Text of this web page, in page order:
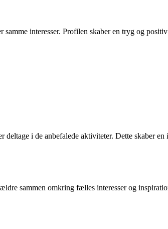
interesser. Profilen skaber en tryg og
i de anbefalede aktiviteter. Dette skaber
sammen omkring fælles interesser og